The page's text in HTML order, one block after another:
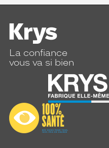
La confiance
vous va si bien